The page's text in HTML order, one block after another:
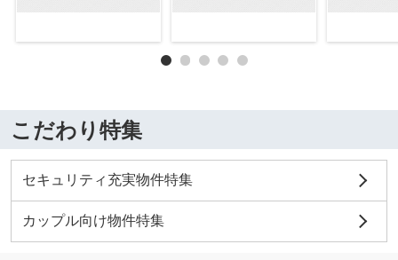
こだわり特集
セキュリティ充実物件特集
カップル向け物件特集